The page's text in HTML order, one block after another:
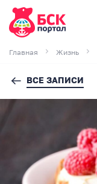
Главная Жизнь
ВСЕ ЗАПИСИ